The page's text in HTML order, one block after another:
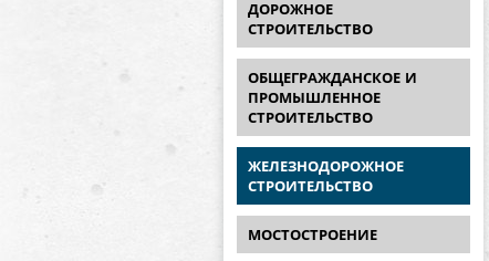
ДОРОЖНОЕ
СТРОИТЕЛЬСТВО
ОБЩЕГРАЖДАНСКОЕ И
ПРОМЫШЛЕННОЕ
СТРОИТЕЛЬСТВО
ЖЕЛЕЗНОДОРОЖНОЕ
СТРОИТЕЛЬСТВО
МОСТОСТРОЕНИЕ